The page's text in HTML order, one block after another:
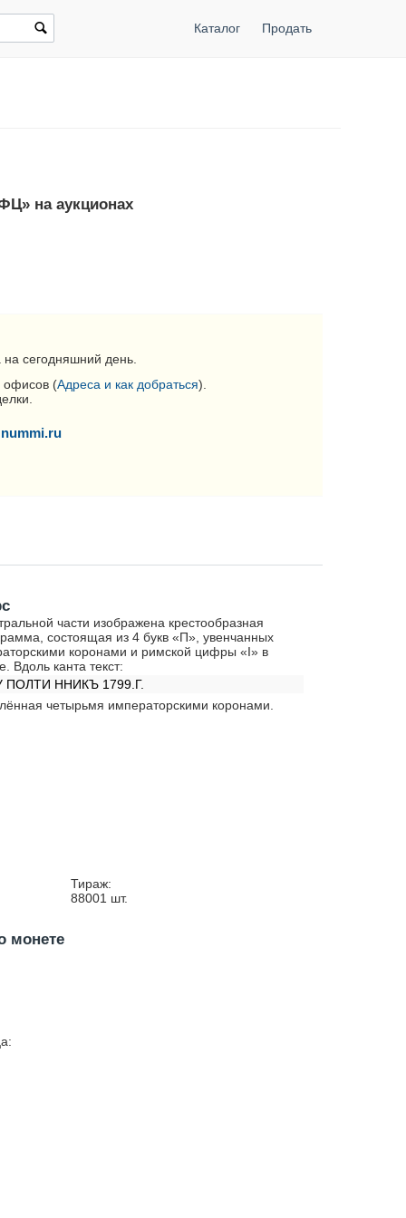
Каталог Продать
на аукционах
сегодняшний день.
офисов (Адреса и как добраться).
части изображена крестообразная
состоящая из 4 букв «П», увенчанных
коронами и римской цифры «I» в
Вдоль канта текст:
ПОЛТИ ННИКЪ 1799.Г.
четырьмя императорскими коронами.
Тираж:
88001 шт.
монете